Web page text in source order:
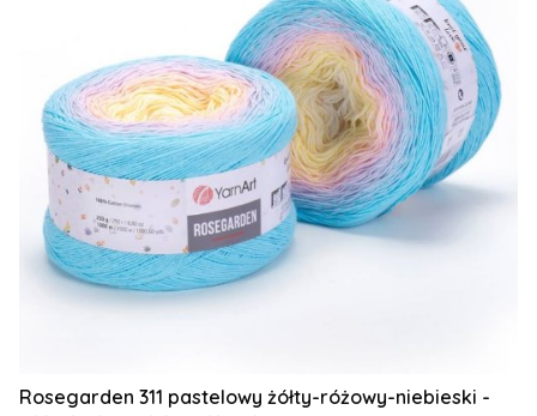
Rosegarden 311 pastelowy żółty-różowy-niebieski -